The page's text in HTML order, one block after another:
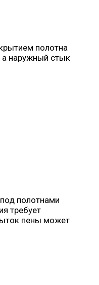
полотна
а наружный стык
полотнами
требует
пены может